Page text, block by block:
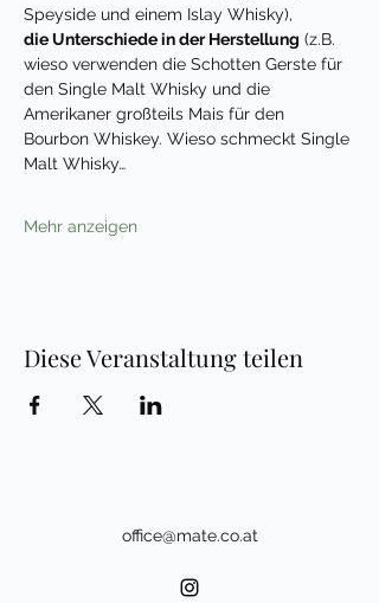
Speyside und einem Islay Whisky),
die Unterschiede in der Herstellung (z.B.
wieso verwenden die Schotten Gerste für
den Single Malt Whisky und die
Amerikaner großteils Mais für den
Bourbon Whiskey. Wieso schmeckt Single
Malt Whisky…
Mehr anzeigen
Diese Veranstaltung teilen
office@mate.co.at